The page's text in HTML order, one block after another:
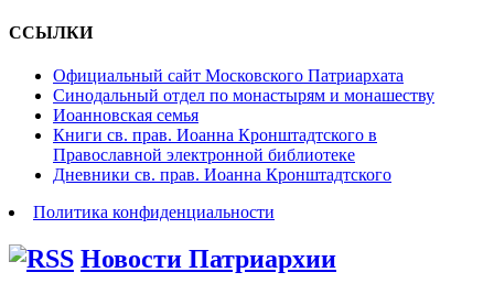
ССЫЛКИ
Официальный сайт Московского Патриархата
Синодальный отдел по монастырям и монашеству
Иоанновская семья
Книги св. прав. Иоанна Кронштадтского в
Православной электронной библиотеке
Дневники св. прав. Иоанна Кронштадтского
Политика конфиденциальности
Новости Патриархии